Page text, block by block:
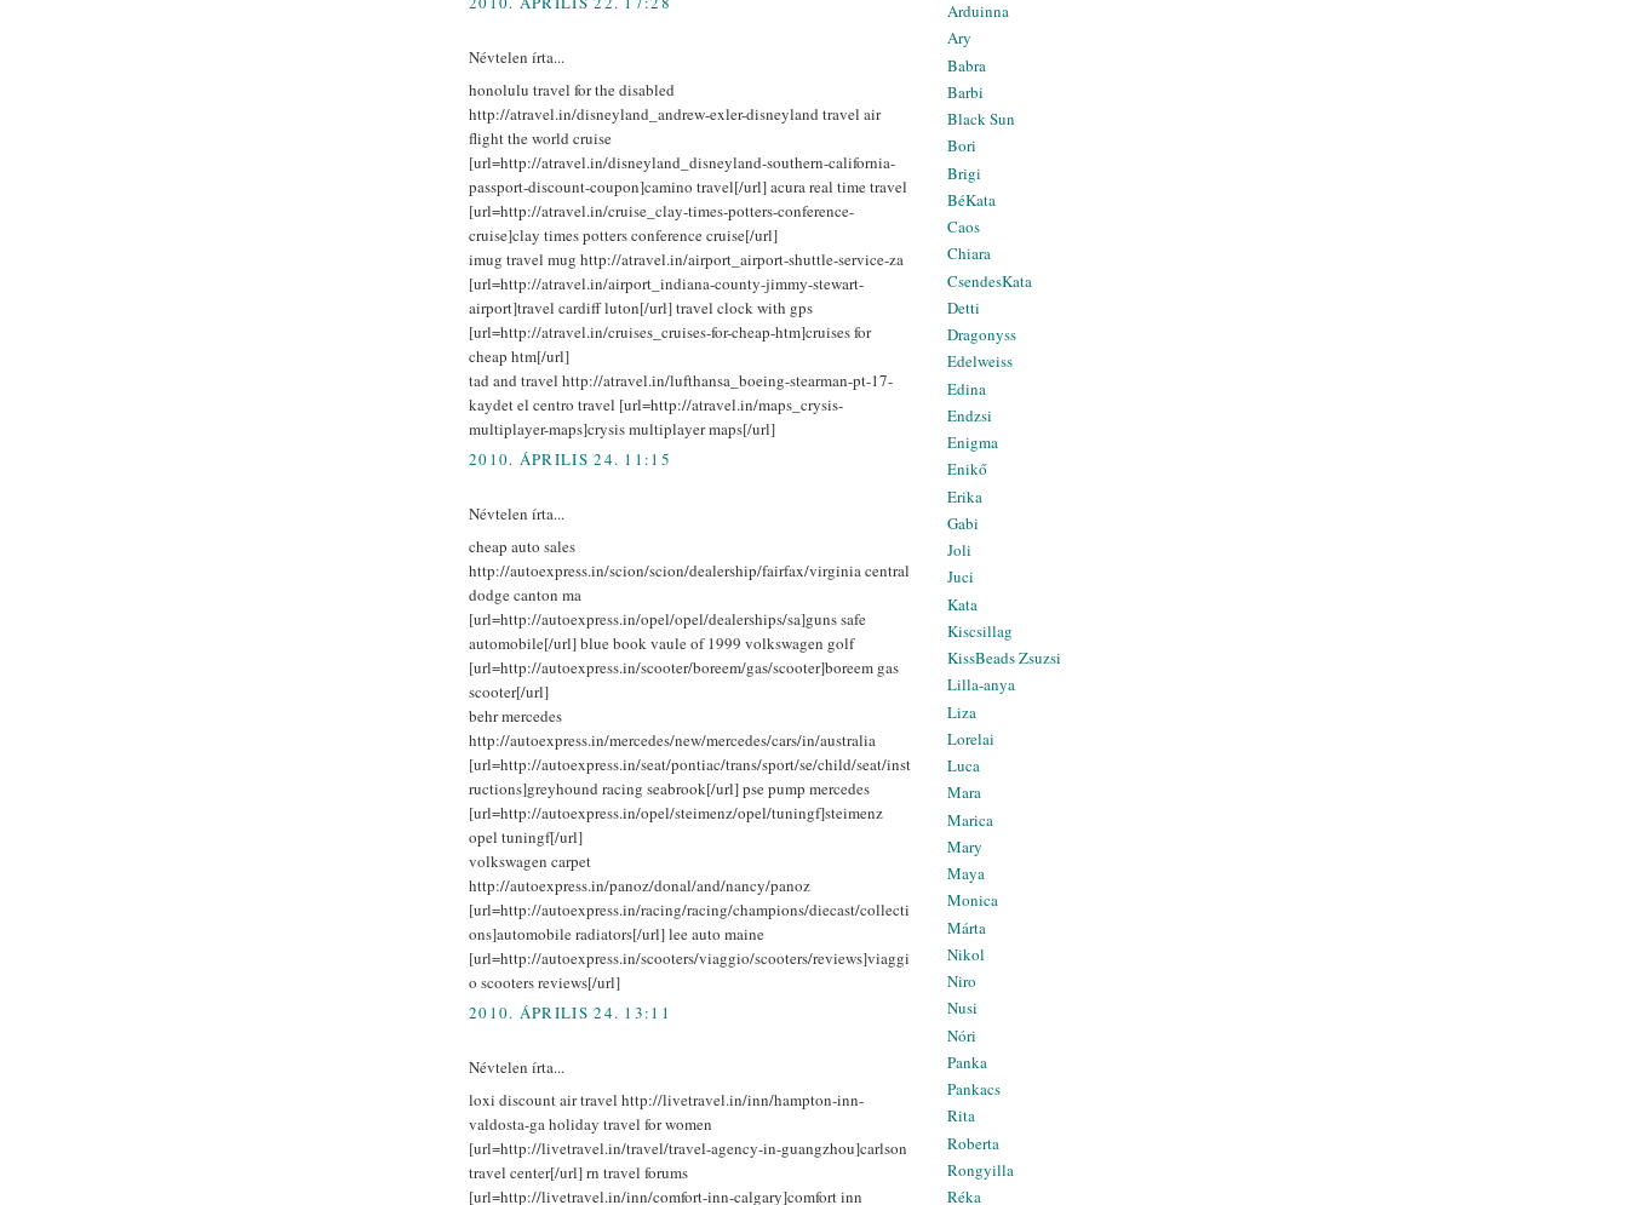
Névtelen írta...
honolulu travel for the disabled
http://atravel.in/disneyland_andrew-exler-disneyland travel air
flight the world cruise
[url=http://atravel.in/disneyland_disneyland-southern-california-
passport-discount-coupon]camino travel[/url] acura real time travel
[url=http://atravel.in/cruise_clay-times-potters-conference-
cruise]clay times potters conference cruise[/url]
imug travel mug http://atravel.in/airport_airport-shuttle-service-za
[url=http://atravel.in/airport_indiana-county-jimmy-stewart-
airport]travel cardiff luton[/url] travel clock with gps
[url=http://atravel.in/cruises_cruises-for-cheap-htm]cruises for
cheap htm[/url]
tad and travel http://atravel.in/lufthansa_boeing-stearman-pt-17-
kaydet el centro travel [url=http://atravel.in/maps_crysis-
multiplayer-maps]crysis multiplayer maps[/url]
2010. ÁPRILIS 24. 11:15
Névtelen írta...
cheap auto sales
http://autoexpress.in/scion/scion/dealership/fairfax/virginia central
dodge canton ma
[url=http://autoexpress.in/opel/opel/dealerships/sa]guns safe
automobile[/url] blue book vaule of 1999 volkswagen golf
[url=http://autoexpress.in/scooter/boreem/gas/scooter]boreem gas
scooter[/url]
behr mercedes
http://autoexpress.in/mercedes/new/mercedes/cars/in/australia
[url=http://autoexpress.in/seat/pontiac/trans/sport/se/child/seat/inst
ructions]greyhound racing seabrook[/url] pse pump mercedes
[url=http://autoexpress.in/opel/steimenz/opel/tuningf]steimenz
opel tuningf[/url]
volkswagen carpet
http://autoexpress.in/panoz/donal/and/nancy/panoz
[url=http://autoexpress.in/racing/racing/champions/diecast/collecti
ons]automobile radiators[/url] lee auto maine
[url=http://autoexpress.in/scooters/viaggio/scooters/reviews]viaggi
o scooters reviews[/url]
2010. ÁPRILIS 24. 13:11
Névtelen írta...
loxi discount air travel http://livetravel.in/inn/hampton-inn-
valdosta-ga holiday travel for women
[url=http://livetravel.in/travel/travel-agency-in-guangzhou]carlson
travel center[/url] rn travel forums
[url=http://livetravel.in/inn/comfort-inn-calgary]comfort inn
Arduinna
Ary
Babra
Barbi
Black Sun
Bori
Brigi
BéKata
Caos
Chiara
CsendesKata
Detti
Dragonyss
Edelweiss
Edina
Endzsi
Enigma
Enikő
Erika
Gabi
Joli
Juci
Kata
Kiscsillag
KissBeads Zsuzsi
Lilla-anya
Liza
Lorelai
Luca
Mara
Marica
Mary
Maya
Monica
Márta
Nikol
Niro
Nusi
Nóri
Panka
Pankacs
Rita
Roberta
Rongyilla
Réka